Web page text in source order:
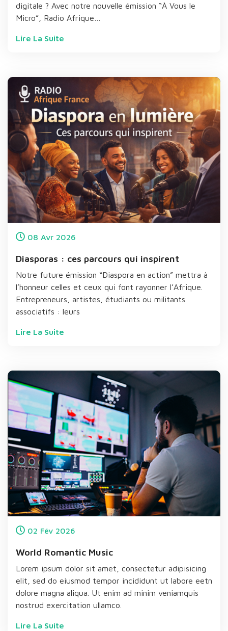
digitale ? Avec notre nouvelle émission “À Vous le
Micro”, Radio Afrique…
Lire La Suite
08 Avr 2026
Diasporas : ces parcours qui inspirent
Notre future émission “Diaspora en action” mettra à
l’honneur celles et ceux qui font rayonner l’Afrique.
Entrepreneurs, artistes, étudiants ou militants
associatifs : leurs
Lire La Suite
02 Fév 2026
World Romantic Music
Lorem ipsum dolor sit amet, consectetur adipisicing
elit, sed do eiusmod tempor incididunt ut labore eetn
dolore magna aliqua. Ut enim ad minim veniamquis
nostrud exercitation ullamco.
Lire La Suite